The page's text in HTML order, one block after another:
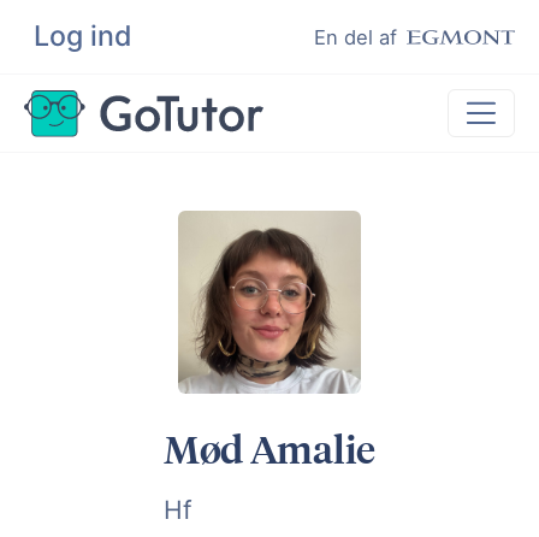
Log ind En del af
Søg
Lektiehjælp
Hjælp til ordblinde
Kundeudtalelser
Undervisere
Mød Amalie
Hf